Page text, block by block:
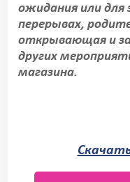
ожидания или для
перерывах,
открывающая и
других
магазина.